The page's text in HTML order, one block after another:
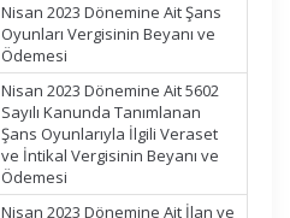
Nisan 2023 Dönemine Ait Şans
Oyunları Vergisinin Beyanı ve
Ödemesi
Nisan 2023 Dönemine Ait 5602
Sayılı Kanunda Tanımlanan
Şans Oyunlarıyla İlgili Veraset
ve İntikal Vergisinin Beyanı ve
Ödemesi
Nisan 2023 Dönemine Ait İlan ve